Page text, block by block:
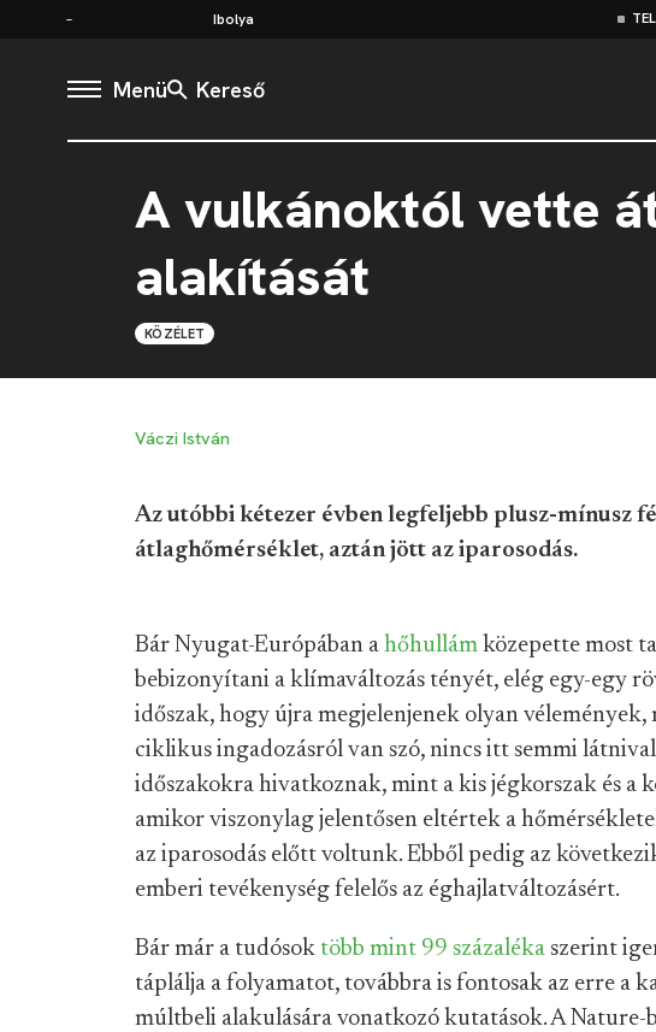
Ibolya
Menü Kereső
A vulkánoktól vette
alakítását
KÖZÉLET
Váczi István
Az utóbbi kétezer évben legfeljebb plusz-mínusz
átlaghőmérséklet, aztán jött az iparosodás.
Bár Nyugat-Európában a hőhullám közepette most
bebizonyítani a klímaváltozás tényét, elég egy-egy
időszak, hogy újra megjelenjenek olyan vélemények,
ciklikus ingadozásról van szó, nincs itt semmi
időszakokra hivatkoznak, mint a kis jégkorszak és a
amikor viszonylag jelentősen eltértek a
az iparosodás előtt voltunk. Ebből pedig az
emberi tevékenység felelős az éghajlatváltozásért.
Bár már a tudósok több mint 99 százaléka szerint
táplálja a folyamatot, továbbra is fontosak az erre a
múltbeli alakulására vonatkozó kutatások. A Nature-